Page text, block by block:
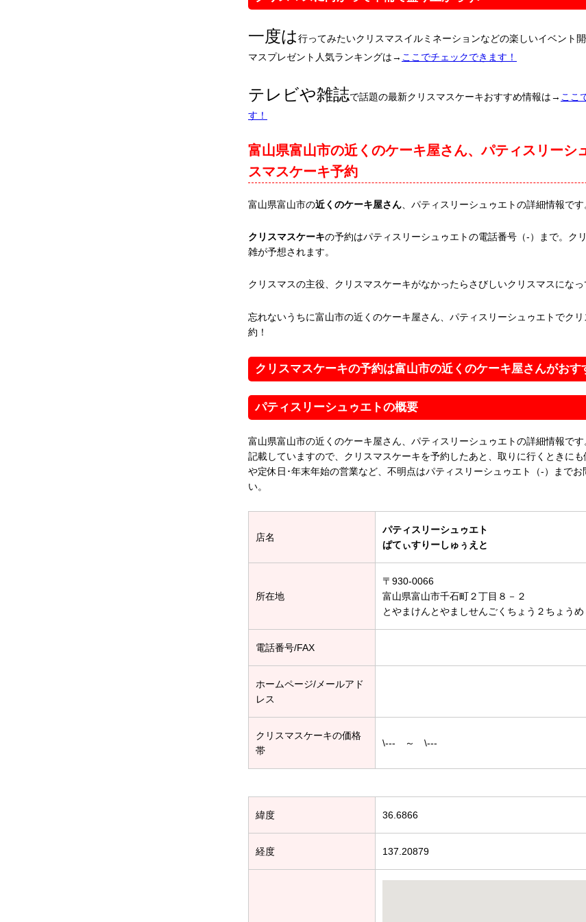
一度は行ってみたいクリスマスイルミネーションなどの楽しいイベント
マスプレゼント人気ランキングは→ ここでチェックできます！
テレビや雑誌で話題の最新クリスマスケーキおすすめ情報は→ ここ
す！
富山県富山市の近くのケーキ屋さん、パティスリーシ
スマスケーキ予約
富山県富山市の近くのケーキ屋さん 、パティスリーシュゥエトの詳細情報です
クリスマスケーキの予約はパティスリーシュゥエトの電話番号（-）まで。ク
雑が予想されます。
クリスマスの主役、クリスマスケーキがなかったらさびしいクリスマスにな
忘れないうちに富山市の近くのケーキ屋さん、パティスリーシュゥエトでク
約！
クリスマスケーキの予約は富山市の近くのケーキ屋さんがおす
パティスリーシュゥエトの概要
富山県富山市の近くのケーキ屋さん、パティスリーシュゥエトの詳細情報で
記載していますので、クリスマスケーキを予約したあと、取りに行くときに
や定休日･年末年始の営業など、不明点はパティスリーシュゥエト（-）までお
い。
店名
パティスリーシュゥエト
ぱてぃすりーしゅぅえと
所在地
〒930-0066
富山県富山市千石町２丁目８－２
とやまけんとやましせんごくちょう２ちょうめ
電話番号/FAX
ホームページ/メールアド
レス
クリスマスケーキの価格
帯
\--- ～ \---
緯度 36.6866
経度 137.20879